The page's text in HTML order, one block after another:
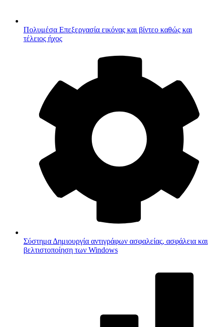
Πολυμέσα Επεξεργασία εικόνας και βίντεο καθώς και
τέλειος ήχος
Σύστημα Δημιουργία αντιγράφων ασφαλείας, ασφάλεια και
βελτιστοποίηση των Windows